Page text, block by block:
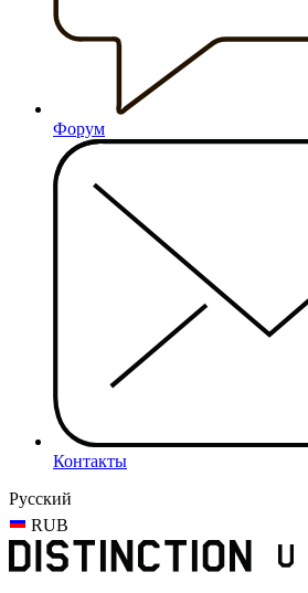
Форум
Контакты
Русский
RUB